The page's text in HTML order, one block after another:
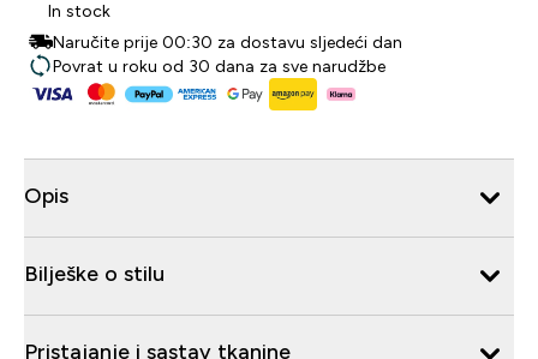
In stock
Naručite prije 00:30 za dostavu sljedeći dan
Povrat u roku od 30 dana za sve narudžbe
Opis
Bilješke o stilu
Pristajanje i sastav tkanine